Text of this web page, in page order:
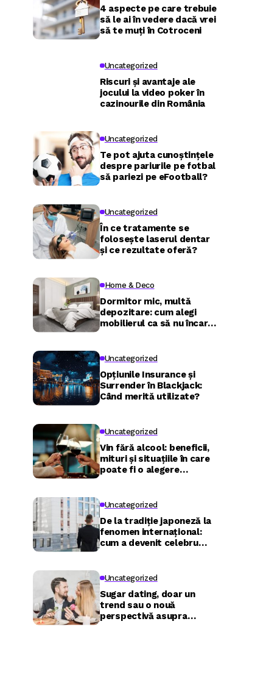
4 aspecte pe care trebuie
să le ai în vedere dacă vrei
să te muți în Cotroceni
Uncategorized
Riscuri și avantaje ale
jocului la video poker în
cazinourile din România
Uncategorized
Te pot ajuta cunoștințele
despre pariurile pe fotbal
să pariezi pe eFootball?
Uncategorized
În ce tratamente se
folosește laserul dentar
și ce rezultate oferă?
Home & Deco
Dormitor mic, multă
depozitare: cum alegi
mobilierul ca să nu încarci
Uncategorized
Opțiunile Insurance și
Surrender în Blackjack:
Când merită utilizate?
Uncategorized
Vin fără alcool: beneficii,
mituri și situațiile în care
poate fi o alegere
Uncategorized
De la tradiție japoneză la
fenomen internațional:
cum a devenit celebru
Uncategorized
Sugar dating, doar un
trend sau o nouă
perspectivă asupra